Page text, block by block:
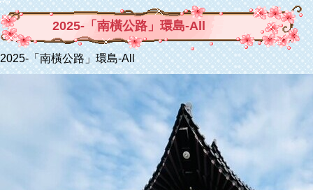
2025-「南橫公路」環島-All
2025-「南橫公路」環島-All